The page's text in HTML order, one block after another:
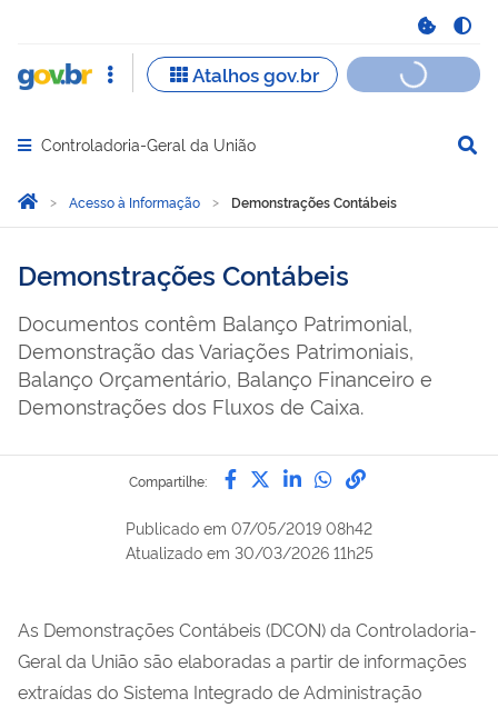
Abrir menu principal de navegação
Controladoria-Geral da União
Você está aqui:
Página Inicial
Acesso à Informação Demonstrações Contábeis
Demonstrações Contábeis
Documentos contêm Balanço Patrimonial,
Demonstração das Variações Patrimoniais,
Balanço Orçamentário, Balanço Financeiro e
Demonstrações dos Fluxos de Caixa.
Compartilhe: Compartilhe por Facebook
Compartilhe por Twitter
Compartilhe por
Compartilhe
link para
Publicado em 07/05/2019 08h42
Atualizado em 30/03/2026 11h25
As Demonstrações Contábeis (DCON) da Controladoria-
Geral da União são elaboradas a partir de informações
extraídas do Sistema Integrado de Administração